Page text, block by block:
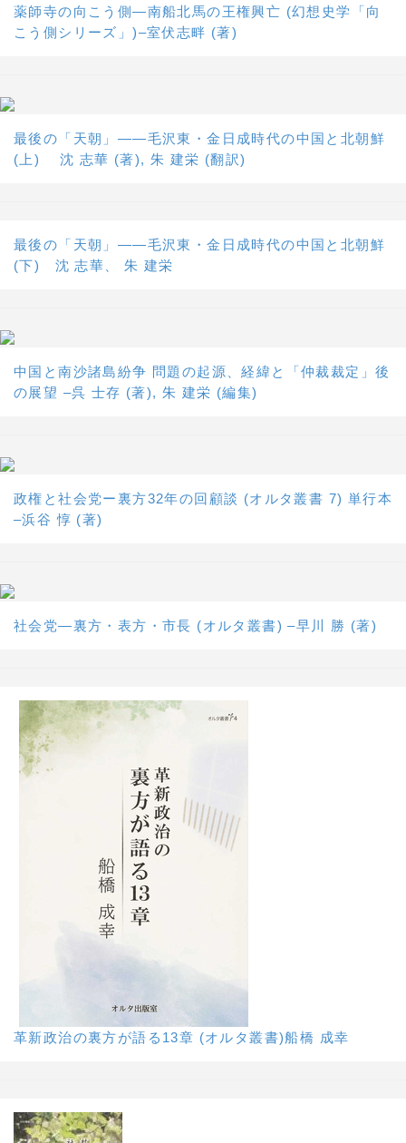
薬師寺の向こう側―南船北馬の王権興亡 (幻想史学「向
こう側シリーズ」)–室伏志畔 (著)
最後の「天朝」――毛沢東・金日成時代の中国と北朝鮮
(上) 沈 志華 (著), 朱 建栄 (翻訳)
最後の「天朝」――毛沢東・金日成時代の中国と北朝鮮
(下) 沈 志華、 朱 建栄
中国と南沙諸島紛争 問題の起源、経緯と「仲裁裁定」後
の展望 –呉 士存 (著), 朱 建栄 (編集)
政権と社会党ー裏方32年の回顧談 (オルタ叢書 7) 単行本
–浜谷 惇 (著)
社会党―裏方・表方・市長 (オルタ叢書) –早川 勝 (著)
革新政治の裏方が語る13章 (オルタ叢書)船橋 成幸